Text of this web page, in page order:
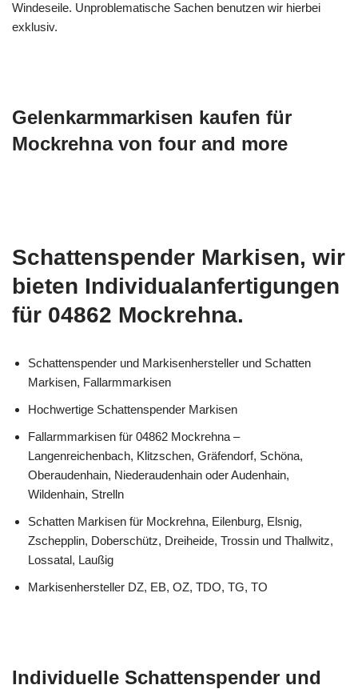
Windeseile. Unproblematische Sachen benutzen wir hierbei
exklusiv.
Gelenkarmmarkisen kaufen für
Mockrehna von four and more
Schattenspender Markisen, wir
bieten Individualanfertigungen
für 04862 Mockrehna.
Schattenspender und Markisenhersteller und Schatten
Markisen, Fallarmmarkisen
Hochwertige Schattenspender Markisen
Fallarmmarkisen für 04862 Mockrehna –
Langenreichenbach, Klitzschen, Gräfendorf, Schöna,
Oberaudenhain, Niederaudenhain oder Audenhain,
Wildenhain, Strelln
Schatten Markisen für Mockrehna, Eilenburg, Elsnig,
Zschepplin, Doberschütz, Dreiheide, Trossin und Thallwitz,
Lossatal, Laußig
Markisenhersteller DZ, EB, OZ, TDO, TG, TO
Individuelle Schattenspender und